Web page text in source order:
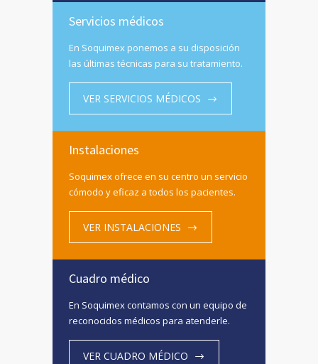
Servicios médicos
En Soquimex ponemos a su disposición
las últimas técnicas para su tratamiento.
VER SERVICIOS MÉDICOS
Instalaciones
Soquimex ofrece en su centro un servicio
cómodo y eficaz a todos los pacientes.
VER INSTALACIONES
Cuadro médico
En Soquimex contamos con un equipo de
reconocidos médicos para atenderle.
VER CUADRO MÉDICO